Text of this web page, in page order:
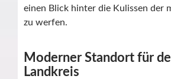
einen Blick hinter die Kulissen der
zu werfen.
Moderner Standort für
Landkreis